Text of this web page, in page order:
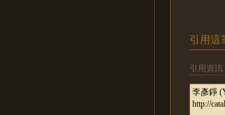
引用
引用資訊